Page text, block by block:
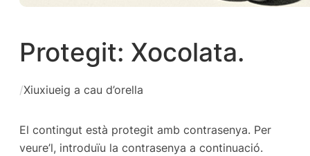
Protegit: Xocolata.
/Xiuxiueig a cau d’orella
El contingut està protegit amb contrasenya. Per
veure’l, introduïu la contrasenya a continuació.